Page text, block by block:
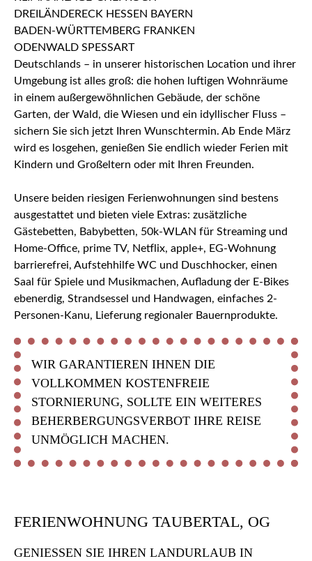
Deutschlands – in unserer historischen Location und ihrer
Umgebung ist alles groß: die hohen luftigen Wohnräume
in einem außergewöhnlichen Gebäude, der schöne
Garten, der Wald, die Wiesen und ein idyllischer Fluss –
sichern Sie sich jetzt Ihren Wunschtermin. Ab Ende März
wird es losgehen, genießen Sie endlich wieder Ferien mit
Kindern und Großeltern oder mit Ihren Freunden.
Unsere beiden riesigen Ferienwohnungen sind bestens
ausgestattet und bieten viele Extras: zusätzliche
Gästebetten, Babybetten, 50k-WLAN für Streaming und
Home-Office, prime TV, Netflix, apple+, EG-Wohnung
barrierefrei, Aufstehhilfe WC und Duschhocker, einen
Saal für Spiele und Musikmachen, Aufladung der E-Bikes
ebenerdig, Strandsessel und Handwagen, einfaches 2-
Personen-Kanu, Lieferung regionaler Bauernprodukte.
WIR GARANTIEREN IHNEN DIE
VOLLKOMMEN KOSTENFREIE
STORNIERUNG, SOLLTE EIN WEITERES
BEHERBERGUNGSVERBOT IHRE REISE
UNMÖGLICH MACHEN.
FERIENWOHNUNG TAUBERTAL, OG
GENIESSEN SIE IHREN LANDURLAUB IN D